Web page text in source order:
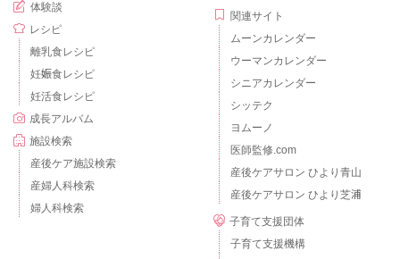
体験談
レシピ
離乳食レシピ
妊娠食レシピ
妊活食レシピ
成長アルバム
施設検索
産後ケア施設検索
産婦人科検索
婦人科検索
関連サイト
ムーンカレンダー
ウーマンカレンダー
シニアカレンダー
シッテク
ヨムーノ
医師監修.com
産後ケアサロン ひより青山
産後ケアサロン ひより芝浦
子育て支援団体
子育て支援機構